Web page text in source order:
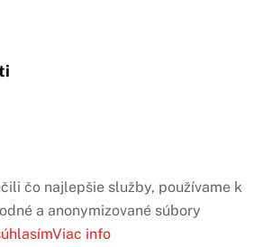
čo najlepšie služby, používame k
a anonymizované súbory
Viac info